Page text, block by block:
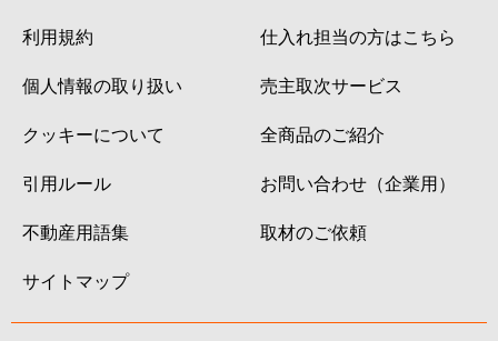
利用規約
個人情報の取り扱い
クッキーについて
引用ルール
不動産用語集
サイトマップ
仕入れ担当の方はこちら
売主取次サービス
全商品のご紹介
お問い合わせ（企業用）
取材のご依頼